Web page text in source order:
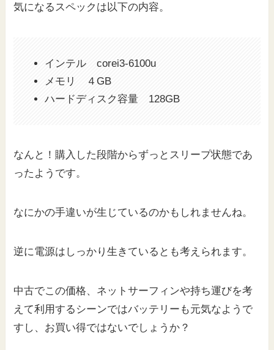
気になるスペックは以下の内容。
インテル corei3-6100u
メモリ ４GB
ハードディスク容量 128GB
なんと！購入した段階からずっとスリープ状態であ
ったようです。
なにかの手違いが生じているのかもしれませんね。
逆に電源はしっかり生きているとも考えられます。
中古でこの価格、ネットサーフィンや持ち運びを考
えて利用するシーンではバッテリーも元気なようで
すし、お買い得ではないでしょうか？